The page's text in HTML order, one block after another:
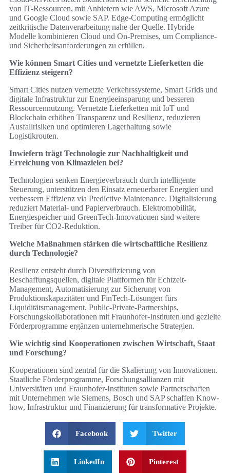
von IT-Ressourcen, mit Anbietern wie AWS, Microsoft Azure
und Google Cloud sowie SAP. Edge-Computing ermöglicht
zeitkritische Datenverarbeitung nahe der Quelle. Hybride
Modelle kombinieren Cloud und On-Premises, um Compliance-
und Sicherheitsanforderungen zu erfüllen.
Wie können Smart Cities und vernetzte Lieferketten die
Effizienz steigern?
Smart Cities nutzen vernetzte Verkehrssysteme, Smart Grids und
digitale Infrastruktur zur Energieeinsparung und besseren
Ressourcennutzung. Vernetzte Lieferketten mit IoT und
Blockchain erhöhen Transparenz und Resilienz, reduzieren
Ausfallrisiken und optimieren Lagerhaltung sowie
Logistikrouten.
Inwiefern trägt Technologie zur Nachhaltigkeit und
Erreichung von Klimazielen bei?
Technologien senken Energieverbrauch durch intelligente
Steuerung, unterstützen den Einsatz erneuerbarer Energien und
verbessern Effizienz via Predictive Maintenance. Digitalisierung
reduziert Material- und Papierverbrauch. Elektromobilität,
Energiespeicher und GreenTech-Innovationen sind weitere
Treiber für CO2-Reduktion.
Welche Maßnahmen stärken die wirtschaftliche Resilienz
durch Technologie?
Resilienz entsteht durch Diversifizierung von
Beschaffungsquellen, digitale Plattformen für Echtzeit-
Management, Automatisierung zur Sicherung von
Produktionskapazitäten und FinTech-Lösungen fürs
Liquiditätsmanagement. Public-Private-Partnerships,
Forschungskollaborationen mit Fraunhofer-Instituten und gezielte
Förderprogramme ergänzen unternehmerische Strategien.
Wie wichtig sind Kooperationen zwischen Wirtschaft, Staat
und Forschung?
Kooperationen sind zentral für die Skalierung von Innovationen.
Staatliche Förderprogramme, Forschungsallianzen mit
Universitäten und Fraunhofer-Instituten sowie Partnerschaften
mit Unternehmen wie Siemens, Bosch und SAP schaffen Know-
how, Infrastruktur und Finanzierung für transformative Projekte.
Facebook Twitter
LinkedIn Pinterest